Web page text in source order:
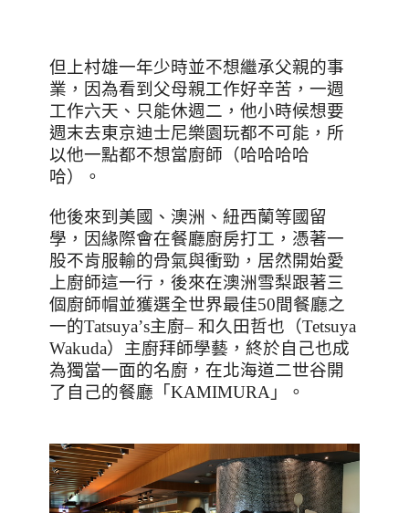
但上村雄一年少時並不想繼承父親的事
業，因為看到父母親工作好辛苦，一週
工作六天、只能休週二，他小時候想要
週末去東京迪士尼樂園玩都不可能，所
以他一點都不想當廚師（哈哈哈哈
哈）。
他後來到美國、澳洲、紐西蘭等國留
學，因緣際會在餐廳廚房打工，憑著一
股不肯服輸的骨氣與衝勁，居然開始愛
上廚師這一行，後來在澳洲雪梨跟著三
個廚師帽並獲選全世界最佳50間餐廳之
一的Tatsuya’s主廚– 和久田哲也（Tetsuya
Wakuda）主廚拜師學藝，終於自己也成
為獨當一面的名廚，在北海道二世谷開
了自己的餐廳「 KAMIMURA 」。